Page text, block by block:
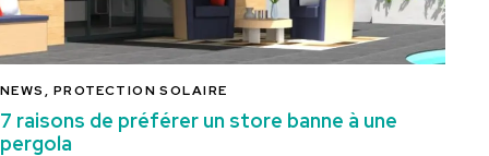
NEWS, PROTECTION SOLAIRE
7 raisons de préférer un store banne à une
pergola